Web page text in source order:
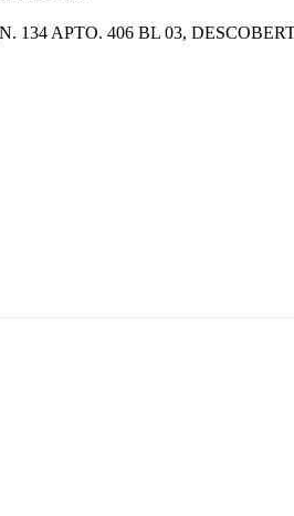
134 APTO. 406 BL 03,